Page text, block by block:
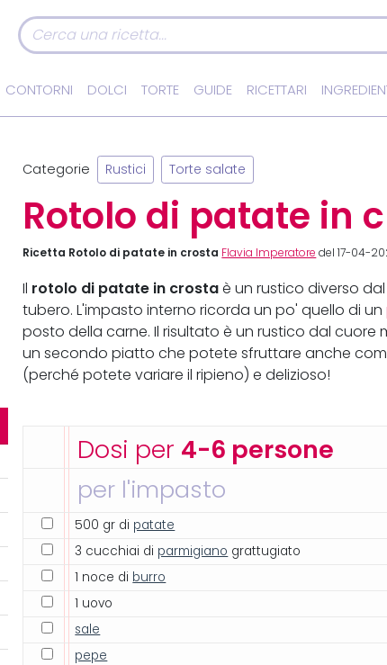
CONTORNI DOLCI TORTE GUIDE RICETTARI
Categorie Rustici Torte salate
Rotolo di patate in
Ricetta Rotolo di patate in crosta Flavia Imperatore del 17-04-
Il rotolo di patate in crosta è un rustico diverso
tubero. L'impasto interno ricorda un po' quello di un
posto della carne. Il risultato è un rustico dal
un secondo piatto che potete sfruttare anche
(perché potete variare il ripieno) e delizioso!
Dosi per 4-6 persone
per l'impasto
500 gr di patate
3 cucchiai di parmigiano grattugiato
1 noce di burro
1 uovo
sale
pepe